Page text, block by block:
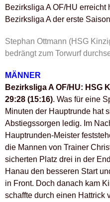
Bezirksliga A OF/HU
Bezirksliga A der erste
Stephan Ottmann (HSG
bedrängt zum Torwurf
MÄNNER
Bezirksliga A OF/HU: HSG
29:28 (15:16). Was für eine
Minuten der Hauptrunde hat
Abstiegssorgen ledig. Im
Hauptrunden-Meister
die Mannen von Trainer
sicherten Platz drei in der
Hanau den besseren Start
in Front. Doch danach kam
schaffte durch einen Hattrick